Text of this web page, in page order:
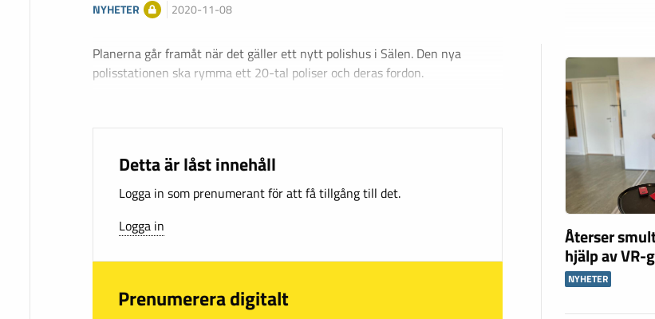
NYHETER 2020-11-08
Planerna går framåt när det gäller ett nytt polishus i Sälen. Den nya
polisstationen ska rymma ett 20-tal poliser och deras fordon.
Detta är låst innehåll
Logga in som prenumerant för att få tillgång till det.
Logga in
Prenumerera digitalt
Återser
hjälp av VR-
NYHETER